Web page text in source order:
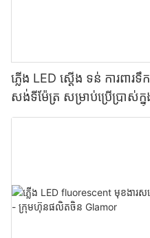
ភ្លើង LED ស្តើង ទន់ ការព
សង់ទីម៉ែត្រ សម្រាប់ប្រើប្រាស់ក្នុ